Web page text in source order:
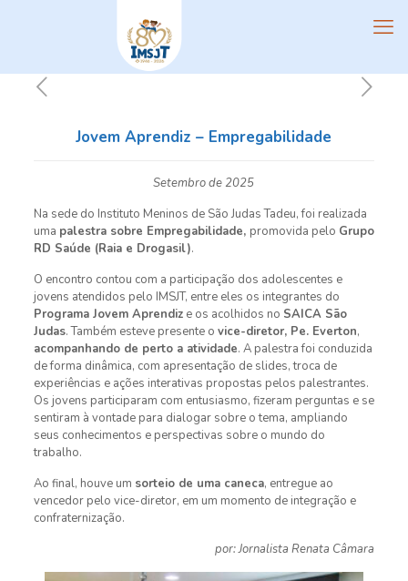
Jovem Aprendiz – Empregabilidade
Setembro de 2025
Na sede do Instituto Meninos de São Judas Tadeu, foi realizada
uma palestra sobre Empregabilidade, promovida pelo Grupo
RD Saúde (Raia e Drogasil).
O encontro contou com a participação dos adolescentes e
jovens atendidos pelo IMSJT, entre eles os integrantes do
Programa Jovem Aprendize os acolhidos no SAICA São
Judas. Também esteve presente o vice-diretor, Pe. Everton,
acompanhando de perto a atividade. A palestra foi conduzida
de forma dinâmica, com apresentação de slides, troca de
experiências e ações interativas propostas pelos palestrantes.
Os jovens participaram com entusiasmo, fizeram perguntas e se
sentiram à vontade para dialogar sobre o tema, ampliando
seus conhecimentos e perspectivas sobre o mundo do
trabalho.
Ao final, houve um sorteio de uma caneca, entregue ao
vencedor pelo vice-diretor, em um momento de integração e
confraternização.
por: Jornalista Renata Câmara